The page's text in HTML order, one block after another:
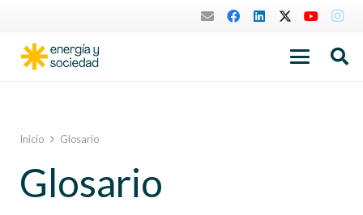
Inicio Glosario
Glosario